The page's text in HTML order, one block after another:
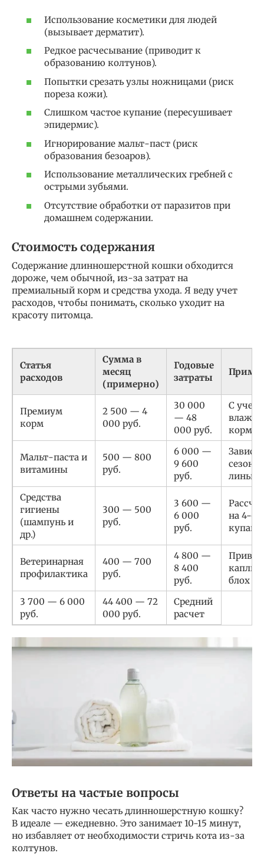
Использование косметики для людей
(вызывает дерматит).
Редкое расчесывание (приводит к
образованию колтунов).
Попытки срезать узлы ножницами (риск
пореза кожи).
Слишком частое купание (пересушивает
эпидермис).
Игнорирование мальт-паст (риск
образования безоаров).
Использование металлических гребней с
острыми зубьями.
Отсутствие обработки от паразитов при
домашнем содержании.
Стоимость содержания
Содержание длинношерстной кошки обходится
дороже, чем обычной, из-за затрат на
премиальный корм и средства ухода. Я веду учет
расходов, чтобы понимать, сколько уходит на
красоту питомца.
Статья
расходов
Сумма в
месяц
(примерно)
Годовые
затраты
Премиум
корм
2 500 — 4
000 руб.
30 000
— 48
000 руб.
С
кормов
Мальт-паста и
витамины
500 — 800
руб.
6 000 —
9 600
руб.
сезона
линьки
Средства
гигиены
(шампунь и
др.)
300 — 500
руб.
3 600 —
6 000
руб.
на 4-6
Ветеринарная
профилактика
400 — 700
руб.
4 800 —
8 400
руб.
капли
блох
3 700 — 6 000
руб.
44 400 — 72
000 руб.
Средний
расчет
Ответы на частые вопросы
Как часто нужно чесать длинношерстную кошку?
В идеале — ежедневно. Это занимает 10-15 минут,
но избавляет от необходимости стричь кота из-за
колтунов.